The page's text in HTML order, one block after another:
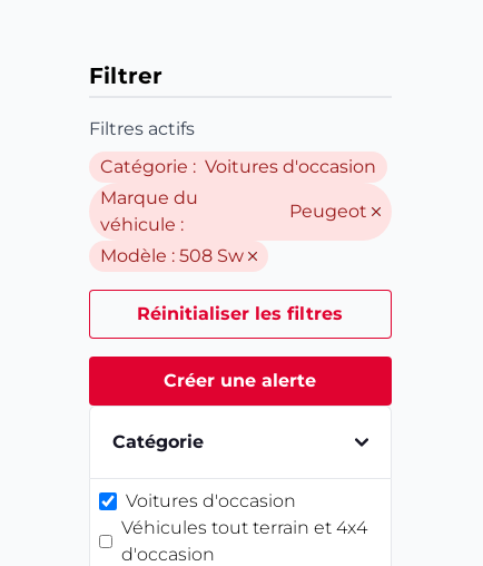
Filtrer
Filtres actifs
Catégorie : Voitures d'occasion
Marque du
véhicule :
Peugeot
Modèle : 508 Sw
Réinitialiser les filtres
Créer une alerte
Catégorie
Voitures d'occasion
Véhicules tout terrain et 4x4
d'occasion